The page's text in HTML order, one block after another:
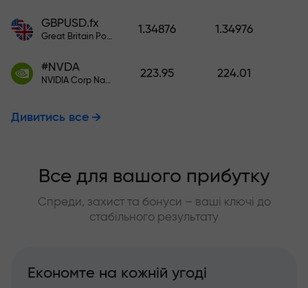
GBPUSD.fx
Great Britain Pound vs US Dollar
1.34876 1.34976
#NVDA
NVIDIA Corp Nasdaq Stock Exchange (Nasdaq) USD
223.95 224.01
Дивитись все
Все для вашого прибутку
Спреди, захист та бонуси – ваші ключі до
стабільного результату
Економте на кожній угоді